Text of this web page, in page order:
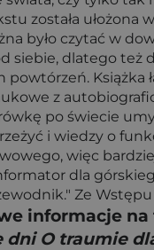
została ułożona
było czytać w
siebie, dlatego też
powtórzeń. Książka
z
po świecie
i wiedzy o
więc
dla
Ze Wstępu
informacje
dni O traumie